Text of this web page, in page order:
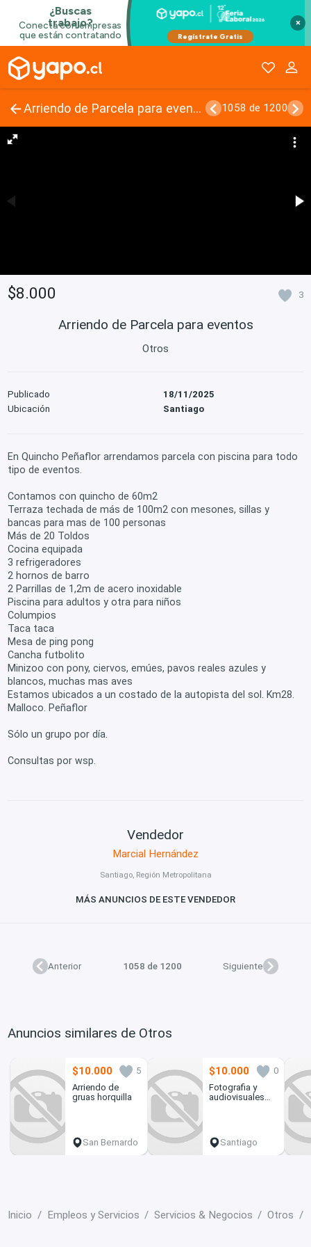
×
Arriendo de Parcela para eventos 1058 de 1200
$8.000 3
Arriendo de Parcela para eventos
Otros
Publicado
18/11/2025
Ubicación
Santiago
En Quincho Peñaflor arrendamos parcela con piscina para todo
tipo de eventos.
Contamos con quincho de 60m2
Terraza techada de más de 100m2 con mesones, sillas y
bancas para mas de 100 personas
Más de 20 Toldos
Cocina equipada
3 refrigeradores
2 hornos de barro
2 Parrillas de 1,2m de acero inoxidable
Piscina para adultos y otra para niños
Columpios
Taca taca
Mesa de ping pong
Cancha futbolito
Minizoo con pony, ciervos, emúes, pavos reales azules y
blancos, muchas mas aves
Estamos ubicados a un costado de la autopista del sol. Km28.
Malloco. Peñaflor
Sólo un grupo por día.
Consultas por wsp.
Vendedor
Marcial Hernández
Santiago, Región Metropolitana
MÁS ANUNCIOS DE ESTE VENDEDOR
Anterior 1058 de 1200 Siguiente
Anuncios similares de Otros
$10.000
5
Arriendo de
gruas horquilla
San Bernardo
$10.000
0
Fotografia y
audiovisuales
Santiago
Inicio Empleos y Servicios Servicios & Negocios Otros